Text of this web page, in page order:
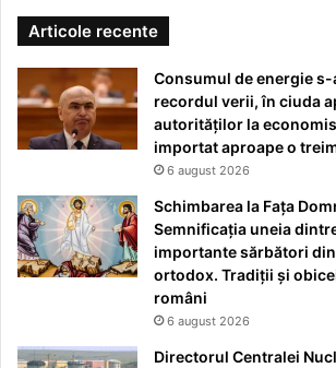
Articole recente
Consumul de energie
recordul verii, în ciuda
autorităților la
importat aproape o
6 august 2026
Schimbarea la Fața
Semnificația uneia
importante sărbători
ortodox. Tradiții și
români
6 august 2026
Directorul Centralei